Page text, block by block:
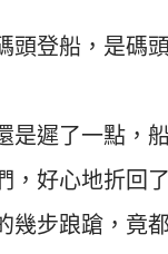
頭登船，是碼
是遲了一點，
，好心地折回
幾步踉蹌，竟